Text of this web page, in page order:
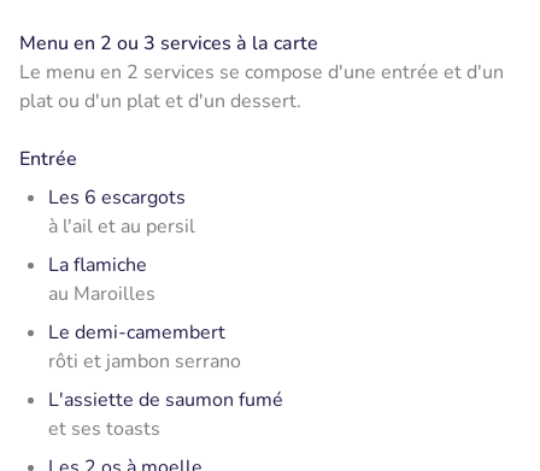
Menu en 2 ou 3 services à la carte
Le menu en 2 services se compose d'une entrée et d'un
plat ou d'un plat et d'un dessert.
Entrée
Les 6 escargots
à l'ail et au persil
La flamiche
au Maroilles
Le demi-camembert
rôti et jambon serrano
L'assiette de saumon fumé
et ses toasts